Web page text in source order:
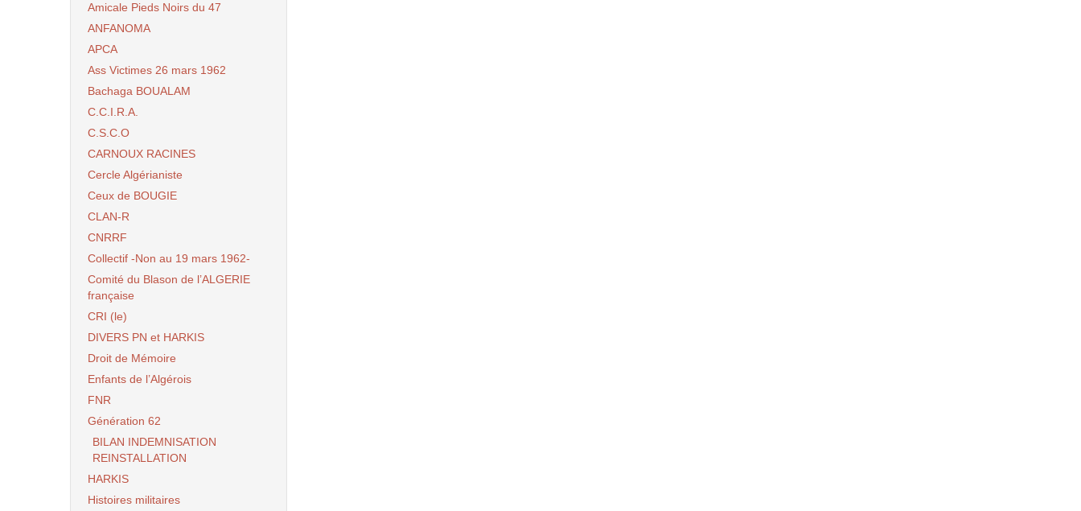
Amicale Pieds Noirs du 47
ANFANOMA
APCA
Ass Victimes 26 mars 1962
Bachaga BOUALAM
C.C.I.R.A.
C.S.C.O
CARNOUX RACINES
Cercle Algérianiste
Ceux de BOUGIE
CLAN-R
CNRRF
Collectif -Non au 19 mars 1962-
Comité du Blason de l’ALGERIE
française
CRI (le)
DIVERS PN et HARKIS
Droit de Mémoire
Enfants de l’Algérois
FNR
Génération 62
BILAN INDEMNISATION
REINSTALLATION
HARKIS
Histoires militaires